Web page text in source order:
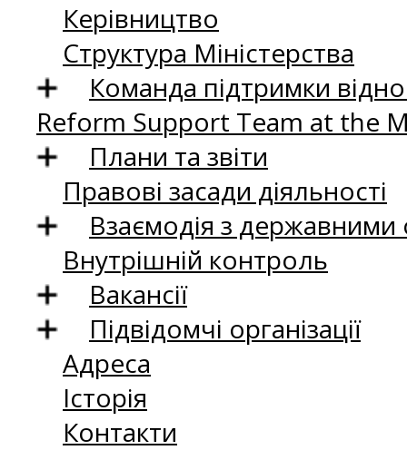
Керівництво
Структура Міністерства
Команда підтримки
Reform Support Team at the
Плани та звіти
Правові засади діяльності
Взаємодія з
Внутрішній контроль
Вакансії
Підвідомчі організації
Адреса
Історія
Контакти